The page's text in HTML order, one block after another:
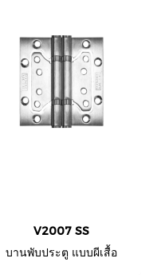
V2007 SS
บานพับประตู แบบผีเสื้อ